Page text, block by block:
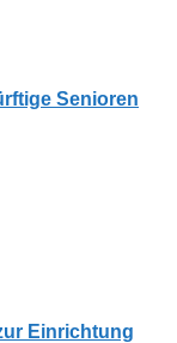
Senioren
Einrichtung